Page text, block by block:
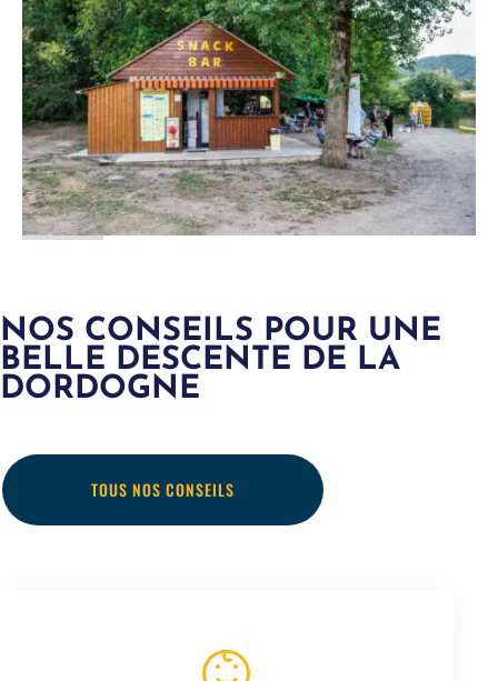
NOS CONSEILS POUR UNE
BELLE DESCENTE DE LA
DORDOGNE
TOUS NOS CONSEILS